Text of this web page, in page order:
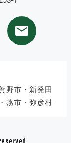
野市・新発田
燕市・弥彦村